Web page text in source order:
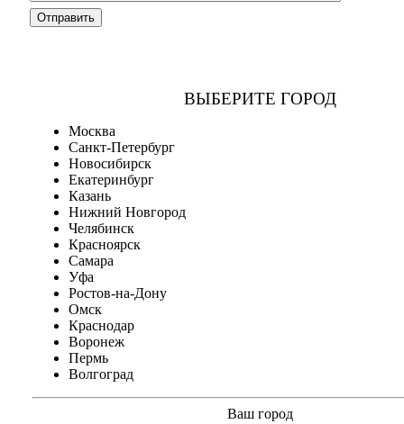
ВЫБЕРИТЕ ГОРОД
Москва
Санкт-Петербург
Новосибирск
Екатеринбург
Казань
Нижний Новгород
Челябинск
Красноярск
Самара
Уфа
Ростов-на-Дону
Омск
Краснодар
Воронеж
Пермь
Волгоград
Ваш город